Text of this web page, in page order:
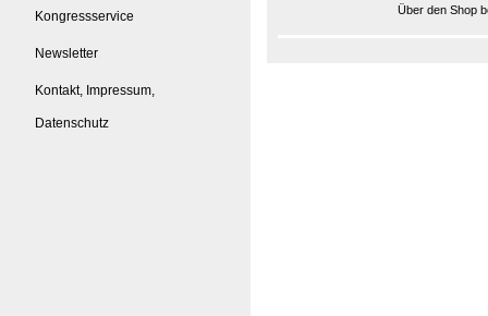
Kongressservice
Newsletter
Kontakt, Impressum,
Datenschutz
Über den Shop